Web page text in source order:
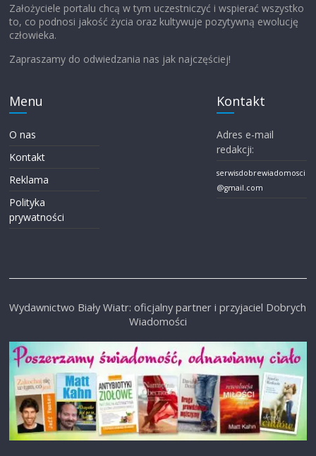
Założyciele portalu chcą w tym uczestniczyć i wspierać wszystko
to, co podnosi jakość życia oraz kultywuje pozytywną ewolucję
człowieka.
Zapraszamy do odwiedzania nas jak najczęściej!
Menu
O nas
Kontakt
Reklama
Polityka
prywatności
Kontakt
Adres e-mail
redakcji:
serwisdobrewiadomosci
@gmail.com
Wydawnictwo Biały Wiatr: oficjalny partner i przyjaciel Dobrych
Wiadomości